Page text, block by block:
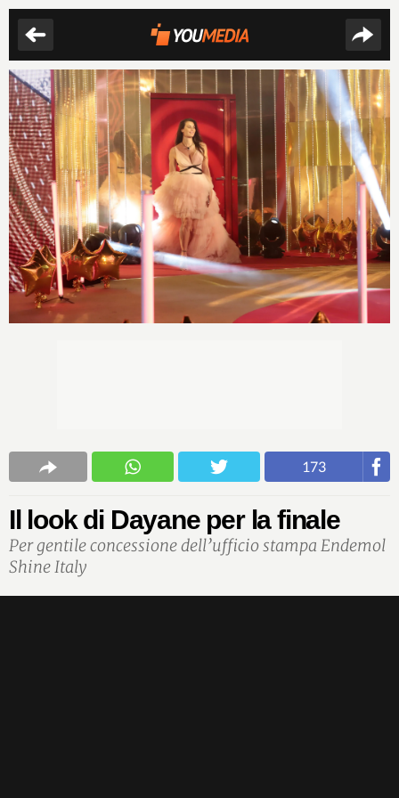
173
Il look di Dayane per la finale
Per gentile concessione dell’ufficio stampa Endemol
Shine Italy